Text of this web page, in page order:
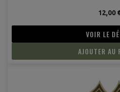
12,00
VOIR LE
AJOUTER AU